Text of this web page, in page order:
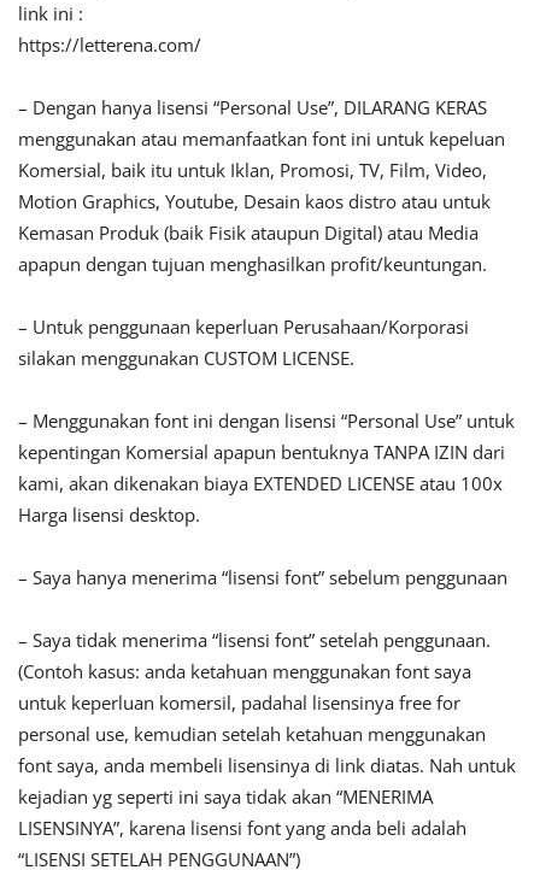
link ini :
https://letterena.com/
– Dengan hanya lisensi “Personal Use”, DILARANG KERAS
menggunakan atau memanfaatkan font ini untuk kepeluan
Komersial, baik itu untuk Iklan, Promosi, TV, Film, Video,
Motion Graphics, Youtube, Desain kaos distro atau untuk
Kemasan Produk (baik Fisik ataupun Digital) atau Media
apapun dengan tujuan menghasilkan profit/keuntungan.
– Untuk penggunaan keperluan Perusahaan/Korporasi
silakan menggunakan CUSTOM LICENSE.
– Menggunakan font ini dengan lisensi “Personal Use” untuk
kepentingan Komersial apapun bentuknya TANPA IZIN dari
kami, akan dikenakan biaya EXTENDED LICENSE atau 100x
Harga lisensi desktop.
– Saya hanya menerima “lisensi font” sebelum penggunaan
– Saya tidak menerima “lisensi font” setelah penggunaan.
(Contoh kasus: anda ketahuan menggunakan font saya
untuk keperluan komersil, padahal lisensinya free for
personal use, kemudian setelah ketahuan menggunakan
font saya, anda membeli lisensinya di link diatas. Nah untuk
kejadian yg seperti ini saya tidak akan “MENERIMA
LISENSINYA”, karena lisensi font yang anda beli adalah
“LISENSI SETELAH PENGGUNAAN”)